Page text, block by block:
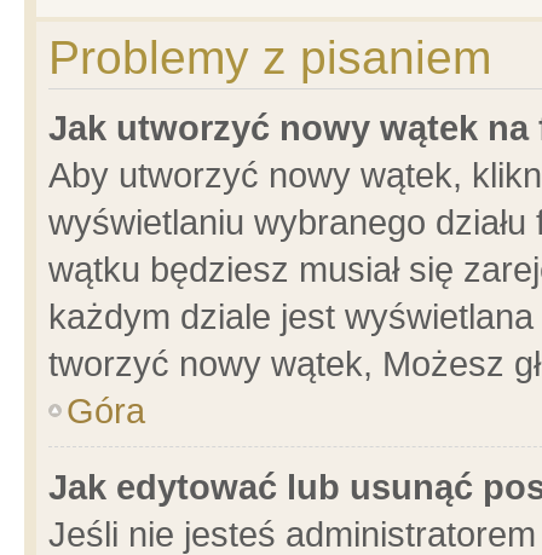
Problemy z pisaniem
Jak utworzyć nowy wątek na
Aby utworzyć nowy wątek,
wyświetlaniu wybranego
wątku będziesz musiał się
każdym dziale jest
tworzyć nowy wątek, Możesz
Góra
Jak edytować lub usunąć
Jeśli nie jesteś